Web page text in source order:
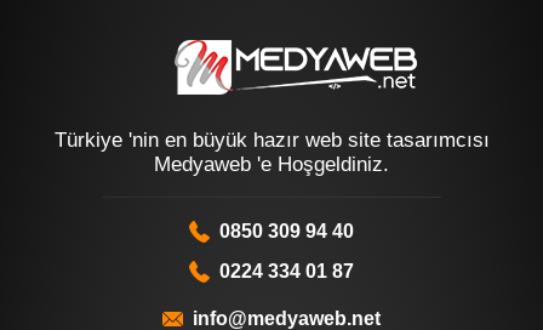
Türkiye 'nin en büyük hazır web site tasarımcısı
Medyaweb 'e Hoşgeldiniz.
0850 309 94 40
0224 334 01 87
info@medyaweb.net